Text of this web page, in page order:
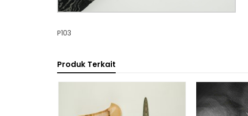
P103
Produk Terkait